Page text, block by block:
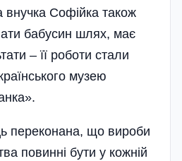
внучка Софійка також
бабусин шлях, має
– її роботи стали
музею
переконана, що вироби
повинні бути у кожній